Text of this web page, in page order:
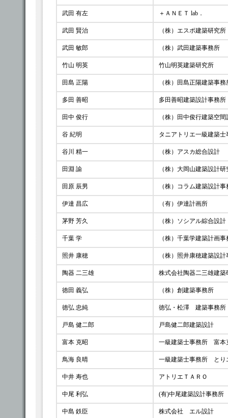
武田 有左 ＋ＡＮＥＴ lab．
武田 賢治 （株）エスポ建築研究所
武田 敏郎 （株）武田建築事務所
竹山 明英 竹山明英建築研究所
田島 正陽 （株）田島正陽建築事
多田 善昭 多田善昭建築設計事務所
田中 俊行 （株）田中俊行建築空
谷 紀明 タニアトリエ一級建築
谷川 精一 （株）アスカ総合設計
田淵 諭 （株）大岡山建築設計
田原 辰男 （株）コラム建築設計
伊達 昌広 （有）伊達計画所
茅野 芳久 （株）ソシアル綜合設計
千葉 学 （株）千葉学建築計画
照井 康穂 （株）照井康穂建築設
陶器 二三雄 株式会社陶器二三雄建
徳田 義弘 （株）創建築事務所
徳弘 忠純 徳弘・松澤 建築事務所
戸島 健二郎 戸島健二郎建築設計
富本 克昭 一級建築士事務所 富本
鳥海 良晴 一級建築士事務所 とり
中井 寿也 アトリエＴＡＲＯ
中尾 利弘 (有)中尾建築設計事務所
中島 鉄臣 株式会社 エル設計